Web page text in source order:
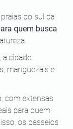
do sul da
quem busca
a cidade
manguezais e
com extensas
para quem
os passeios